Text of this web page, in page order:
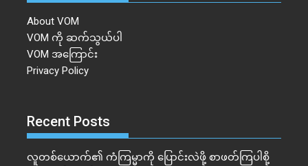
About VOM
VOM ကို ဆက်သွယ်ပါ
VOM အကြောင်း
Privacy Policy
Recent Posts
လူတစ်ယောက်၏ ကံကြမ္မာကို ပြောင်းလဲဖို့ စာဖတ်ကြပါစို့